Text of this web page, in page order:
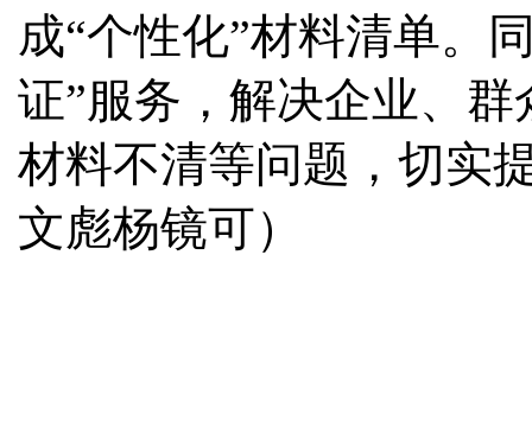
成“个性化”材料清单。
证”服务，解决企业、
材料不清等问题，切实
文彪杨镜可）